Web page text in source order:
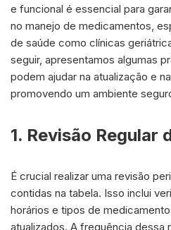
e funcional é essencial para
no manejo de medicamentos,
de saúde como clínicas
seguir, apresentamos algumas
podem ajudar na atualização e
promovendo um ambiente
1. Revisão Regular
É crucial realizar uma revisão
contidas na tabela. Isso inclui
horários e tipos de
atualizados. A frequência dessa